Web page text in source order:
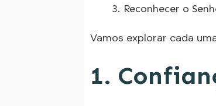
Reconhecer o
Vamos explorar cada
1.